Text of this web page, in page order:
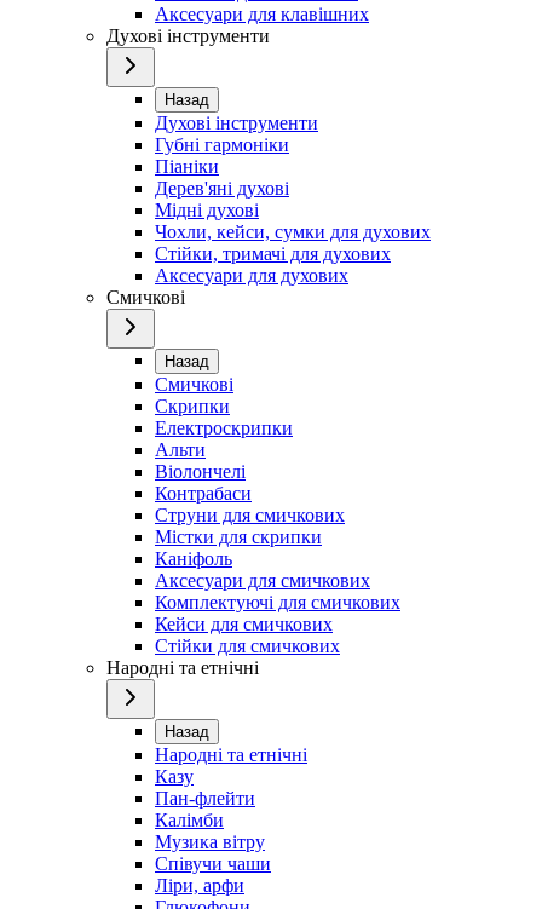
Аксесуари для клавішних
Духові інструменти
Назад
Духові інструменти
Губні гармоніки
Піаніки
Дерев'яні духові
Мідні духові
Чохли, кейси, сумки для духових
Стійки, тримачі для духових
Аксесуари для духових
Смичкові
Назад
Смичкові
Скрипки
Електроскрипки
Альти
Віолончелі
Контрабаси
Струни для смичкових
Містки для скрипки
Каніфоль
Аксесуари для смичкових
Комплектуючі для смичкових
Кейси для смичкових
Стійки для смичкових
Народні та етнічні
Назад
Народні та етнічні
Казу
Пан-флейти
Калімби
Музика вітру
Співучи чаши
Ліри, арфи